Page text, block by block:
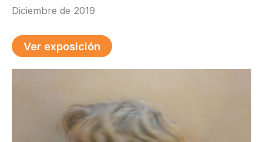
Diciembre de 2019
Ver exposición